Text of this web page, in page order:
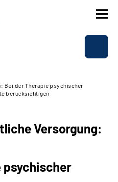
Bei der Therapie psychischer
berücksichtigen
Versorgung:
psychischer